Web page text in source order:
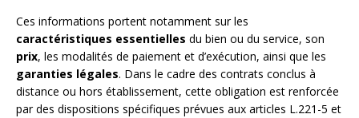
Ces informations portent notamment sur les
caractéristiques essentielles du bien ou du service, son
prix, les modalités de paiement et d’exécution, ainsi que les
garanties légales. Dans le cadre des contrats conclus à
distance ou hors établissement, cette obligation est renforcée
par des dispositions spécifiques prévues aux articles L.221-5 et